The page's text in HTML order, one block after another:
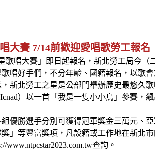
大賽 7/14前歡迎愛唱歌勞工報名
歌唱大賽」即日起報名，新北勞工局今
唱好手們，不分年齡、國籍報名，以歌會
新北勞工之星是公部門舉辦歷史最悠久
）以一首「我是一隻小小鳥」參賽，
優勝選手分別可獲得冠軍獎金三萬元、
」等豐富獎項，凡設籍或工作地在新北
www.ntpcstar2023.com.tw查詢。